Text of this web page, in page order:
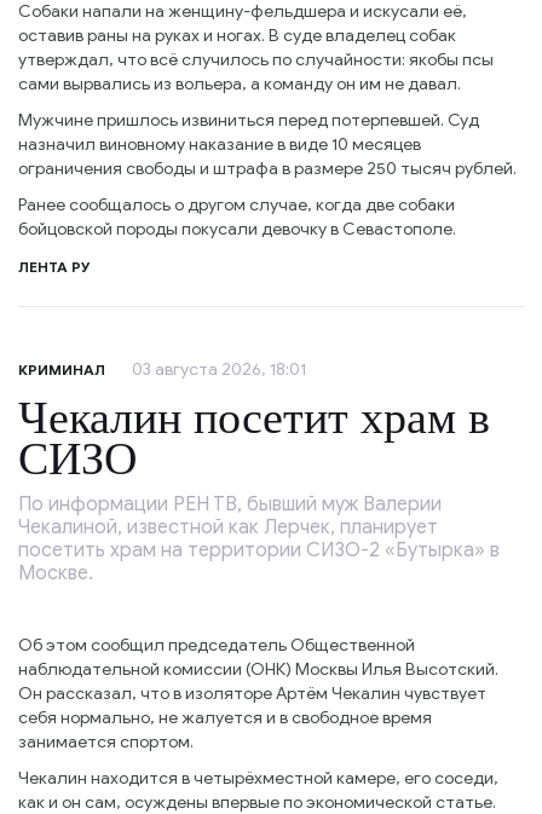
Собаки напали на женщину-фельдшера и искусали её,
оставив раны на руках и ногах. В суде владелец собак
утверждал, что всё случилось по случайности: якобы псы
сами вырвались из вольера, а команду он им не давал.
Мужчине пришлось извиниться перед потерпевшей. Суд
назначил виновному наказание в виде 10 месяцев
ограничения свободы и штрафа в размере 250 тысяч рублей.
Ранее сообщалось о другом случае, когда две собаки
бойцовской породы покусали девочку в Севастополе.
ЛЕНТА РУ
КРИМИНАЛ 03 августа 2026, 18:01
Чекалин посетит храм в
СИЗО
По информации РЕН ТВ, бывший муж Валерии
Чекалиной, известной как Лерчек, планирует
посетить храм на территории СИЗО-2 «Бутырка» в
Москве.
Об этом сообщил председатель Общественной
наблюдательной комиссии (ОНК) Москвы Илья Высотский.
Он рассказал, что в изоляторе Артём Чекалин чувствует
себя нормально, не жалуется и в свободное время
занимается спортом.
Чекалин находится в четырёхместной камере, его соседи,
как и он сам, осуждены впервые по экономической статье.